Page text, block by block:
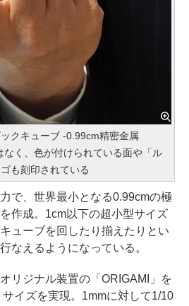
クキューブ -0.99cm精密金属
く、色が付けられている面や「ル
も刻印されている
で、世界最小となる0.99cmの極
作成。1cm以下の超小型サイズ
ューブを回したり揃えたりとい
なえるようになっている。
リジナル装置の「ORIGAMI」を
イズを実現。1mmに対して1/10